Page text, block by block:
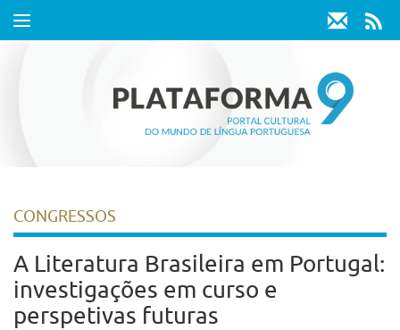
Toggle
CONGRESSOS
A Literatura Brasileira em Portugal:
investigações em curso e
perspetivas futuras